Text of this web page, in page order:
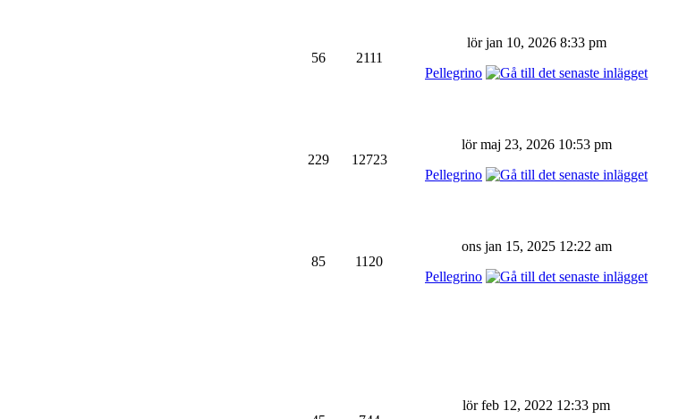
56 2111
lör jan 10, 2026 8:33 pm
Pellegrino
229 12723
lör maj 23, 2026 10:53 pm
Pellegrino
85 1120
ons jan 15, 2025 12:22 am
Pellegrino
lör feb 12, 2022 12:33 pm